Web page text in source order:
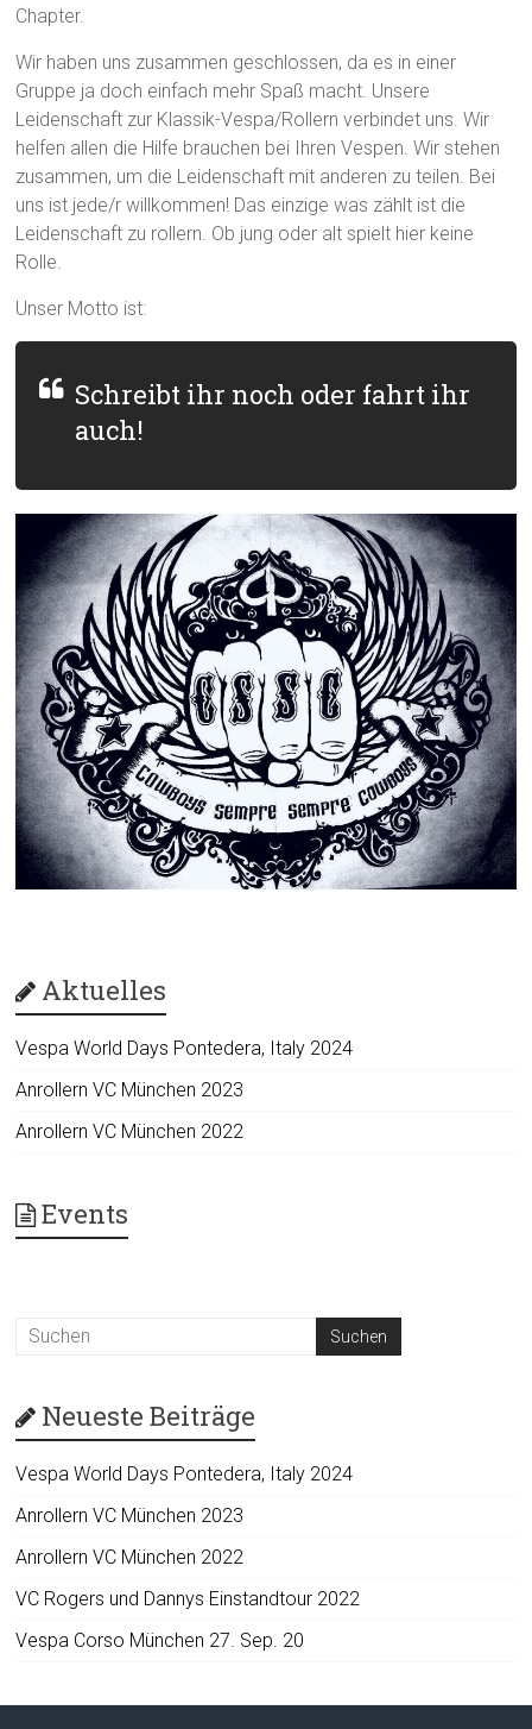
Chapter.
Wir haben uns zusammen geschlossen, da es in einer
Gruppe ja doch einfach mehr Spaß macht. Unsere
Leidenschaft zur Klassik-Vespa/Rollern verbindet uns. Wir
helfen allen die Hilfe brauchen bei Ihren Vespen. Wir stehen
zusammen, um die Leidenschaft mit anderen zu teilen. Bei
uns ist jede/r willkommen! Das einzige was zählt ist die
Leidenschaft zu rollern. Ob jung oder alt spielt hier keine
Rolle.
Unser Motto ist:
Schreibt ihr noch oder fahrt ihr
auch!
Aktuelles
Vespa World Days Pontedera, Italy 2024
Anrollern VC München 2023
Anrollern VC München 2022
Events
Neueste Beiträge
Vespa World Days Pontedera, Italy 2024
Anrollern VC München 2023
Anrollern VC München 2022
VC Rogers und Dannys Einstandtour 2022
Vespa Corso München 27. Sep. 20